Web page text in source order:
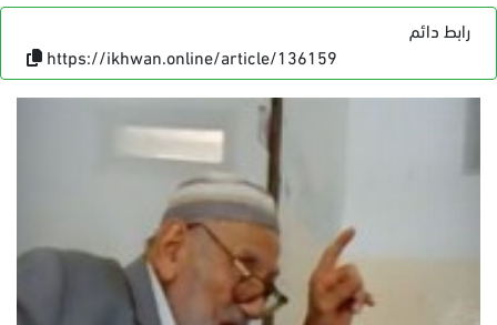
رابط دائم
https://ikhwan.online/article/136159